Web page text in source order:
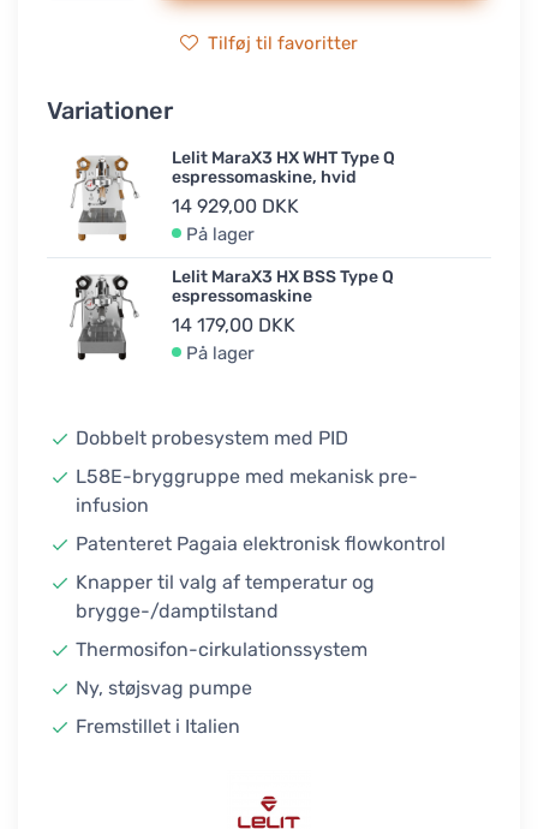
Tilføj til favoritter
Variationer
Lelit MaraX3 HX WHT Type Q
espressomaskine, hvid
14 929,00 DKK
På lager
Lelit MaraX3 HX BSS Type Q
espressomaskine
14 179,00 DKK
På lager
Dobbelt probesystem med PID
L58E-bryggruppe med mekanisk pre-
infusion
Patenteret Pagaia elektronisk flowkontrol
Knapper til valg af temperatur og
brygge-/damptilstand
Thermosifon-cirkulationssystem
Ny, støjsvag pumpe
Fremstillet i Italien